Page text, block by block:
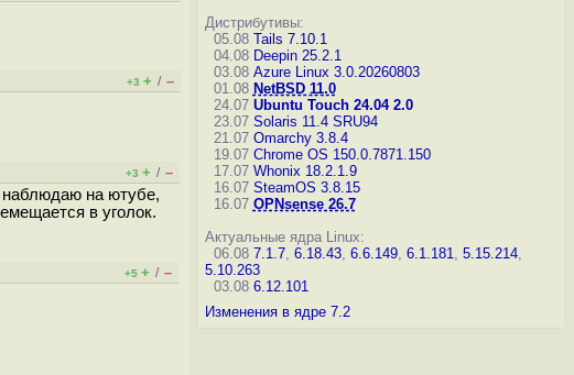
+3 + / –
+3 + / –
наблюдаю на ютубе,
в уголок.
+5 + / –
Дистрибутивы:
05.08 Tails 7.10.1
04.08 Deepin 25.2.1
03.08 Azure Linux 3.0.20260803
01.08 NetBSD 11.0
24.07 Ubuntu Touch 24.04 2.0
23.07 Solaris 11.4 SRU94
21.07 Omarchy 3.8.4
19.07 Chrome OS 150.0.7871.150
17.07 Whonix 18.2.1.9
16.07 SteamOS 3.8.15
16.07 OPNsense 26.7
Актуальные ядра Linux:
06.08 7.1.7, 6.18.43, 6.6.149, 6.1.181, 5.15.214,
5.10.263
03.08 6.12.101
Изменения в ядре 7.2